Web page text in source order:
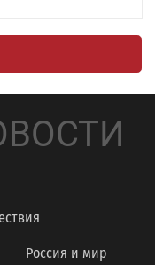
Россия и мир